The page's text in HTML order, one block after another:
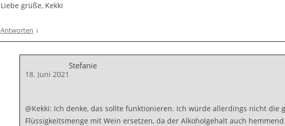
Liebe grüße, Kekki
Antworten ↓
Stefanie
18. Juni 2021
@Kekki: Ich denke, das sollte funktionieren. Ich würde allerdings nicht die
Flüssigkeitsmenge mit Wein ersetzen, da der Alkoholgehalt auch